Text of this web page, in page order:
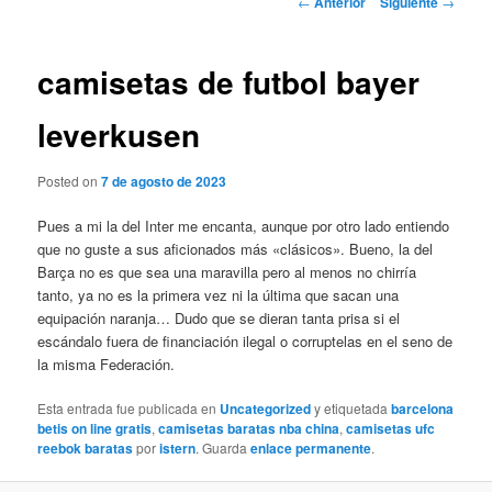
camisetas de futbol bayer
leverkusen
Posted on7 de agosto de 2023
Pues a mi la del Inter me encanta, aunque por otro lado entiendo
que no guste a sus aficionados más «clásicos». Bueno, la del
Barça no es que sea una maravilla pero al menos no chirría
tanto, ya no es la primera vez ni la última que sacan una
equipación naranja… Dudo que se dieran tanta prisa si el
escándalo fuera de financiación ilegal o corruptelas en el seno de
la misma Federación.
Esta entrada fue publicada en Uncategorizedy etiquetadabarcelona
betis on line gratis,camisetas baratas nba china,camisetas ufc
reebok baratasporistern. Guardaenlace permanente.